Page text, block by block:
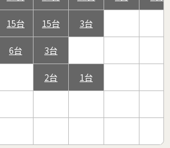
15 15 3
6 3
2 1